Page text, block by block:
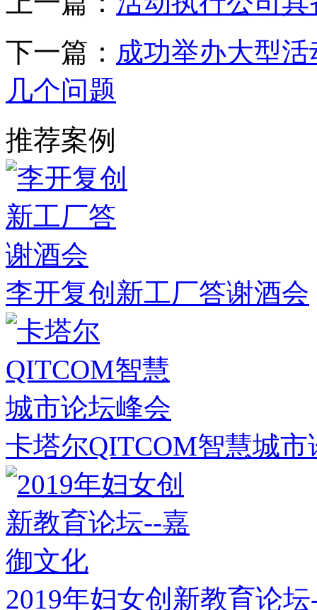
下一篇： 成功举办大型
几个问题
推荐案例
李开复创新工厂答谢酒会
卡塔尔QITCOM智慧城市
2019年妇女创新教育论